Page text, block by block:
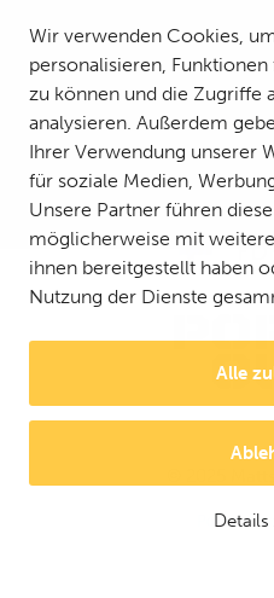
Wir verwenden Cookies,
personalisieren,
zu können und die Zugriffe
analysieren. Außerdem
Ihrer Verwendung unserer
für soziale Medien,
Unsere Partner führen
möglicherweise mit
ihnen bereitgestellt haben
Nutzung der Dienste
Alle
Details